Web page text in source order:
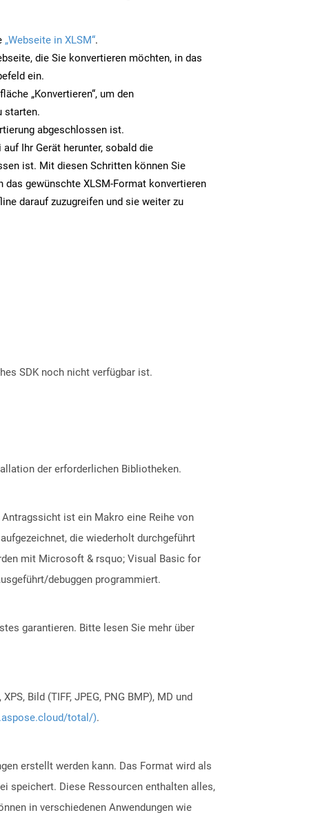
„Webseite in XLSM“.
die Sie konvertieren möchten, in das
ein.
„Konvertieren“, um den
starten.
abgeschlossen ist.
auf Ihr Gerät herunter, sobald die
ist. Mit diesen Schritten können Sie
das gewünschte XLSM-Format konvertieren
darauf zuzugreifen und sie weiter zu
SDK noch nicht verfügbar ist.
der erforderlichen Bibliotheken.
ist ein Makro eine Reihe von
die wiederholt durchgeführt
mit Microsoft & rsquo; Visual Basic for
debuggen programmiert.
garantieren. Bitte lesen Sie mehr über
Bild (TIFF, JPEG, PNG BMP), MD und
total/).
erstellt werden kann. Das Format wird als
speichert. Diese Ressourcen enthalten alles,
in verschiedenen Anwendungen wie